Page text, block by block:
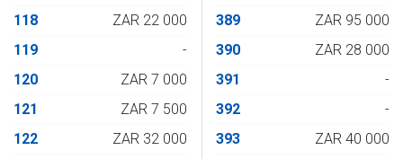
118
ZAR 22 000
119
-
120
ZAR 7 000
121
ZAR 7 500
122
ZAR 32 000
389
ZAR 95 000
390
ZAR 28 000
391
-
392
-
393
ZAR 40 000